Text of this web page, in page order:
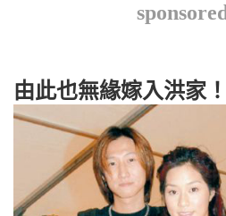
由此也無緣嫁入洪家！